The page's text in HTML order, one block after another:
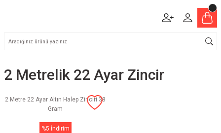
2 Metrelik 22 Ayar Zincir
2 Metre 22 Ayar Altın Halep Zinciri 38
Gram
%5 İndirim